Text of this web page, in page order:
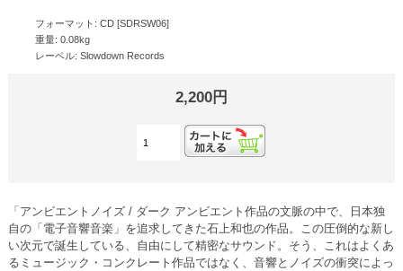
フォーマット: CD [SDRSW06]
重量: 0.08kg
レーベル: Slowdown Records
2,200円
「アンビエントノイズ / ダーク アンビエント作品の文脈の中で、日本独
自の「電子音響音楽」を追求してきた石上和也の作品。この圧倒的な新し
い次元で誕生している、自由にして精密なサウンド。そう、これはよくあ
るミュージック・コンクレート作品ではなく、音響とノイズの衝突によっ